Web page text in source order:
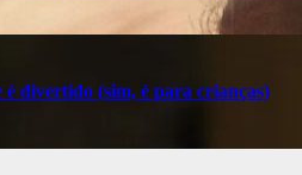
divertido (sim, é para crianças)